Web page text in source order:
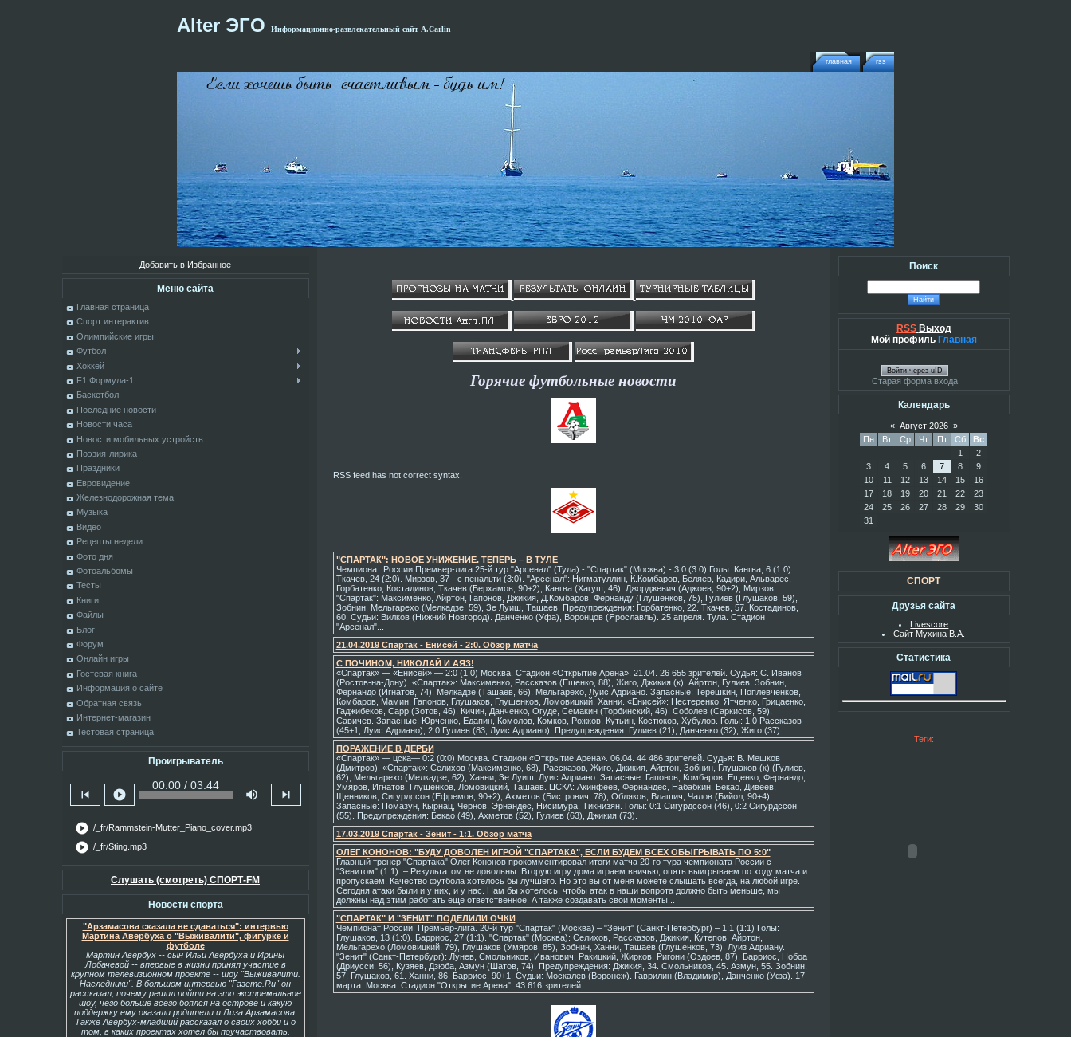
Alter ЭГО Информационно-развлекательный сайт А.Carlin
rss
главная
Добавить в Избранное
Меню сайта
Главная страница
Спорт интерактив
Олимпийские игры
Футбол
Хоккей
F1 Формула-1
Баскетбол
Последние новости
Новости часа
Новости мобильных устройств
Поэзия-лирика
Праздники
Евровидение
Железнодорожная тема
Музыка
Видео
Рецепты недели
Фото дня
Фотоальбомы
Тесты
Книги
Файлы
Блог
Форум
Онлайн игры
Гостевая книга
Информация о сайте
Обратная связь
Интернет-магазин
Тестовая страница
Проигрыватель
skip_previous play_circle
00:00 / 03:44
volume_up skip_next
play_circle /_fr/Rammstein-Mutter_Piano_cover.mp3
play_circle /_fr/Sting.mp3
Слушать (смотреть) СПОРТ-FM
Новости спорта
"Арзамасова сказала не сдаваться": интервью
Мартина Авербуха о "Выживалити", фигурке и
футболе
Мартин Авербух -- сын Ильи Авербуха и Ирины
Лобачевой -- впервые в жизни принял участие в
крупном телевизионном проекте -- шоу "Выживалити.
Наследники". В большом интервью "Газете.Ru" он
рассказал, почему решил пойти на это экстремальное
шоу, чего больше всего боялся на острове и какую
поддержку ему оказали родители и Лиза Арзамасова.
Также Авербух-младший рассказал о своих хобби и о
том, в каких проектах хотел бы поучаствовать.
Горячие футбольные новости
RSS feed has not correct syntax.
"СПАРТАК": НОВОЕ УНИЖЕНИЕ. ТЕПЕРЬ – В ТУЛЕ
Чемпионат России Премьер-лига 25-й тур "Арсенал" (Тула) - "Спартак" (Москва) - 3:0 (3:0) Голы: Кангва, 6 (1:0).
Ткачев, 24 (2:0). Мирзов, 37 - с пенальти (3:0). "Арсенал": Нигматуллин, К.Комбаров, Беляев, Кадири, Альварес,
Горбатенко, Костадинов, Ткачев (Берхамов, 90+2), Кангва (Хагуш, 46), Джорджевич (Аджоев, 90+2), Мирзов.
"Спартак": Максименко, Айртон, Гапонов, Джикия, Д.Комбаров, Фернанду (Глушенков, 75), Гулиев (Глушаков, 59),
Зобнин, Мельгарехо (Мелкадзе, 59), Зе Луиш, Ташаев. Предупреждения: Горбатенко, 22. Ткачев, 57. Костадинов,
60. Судьи: Вилков (Нижний Новгород). Данченко (Уфа), Воронцов (Ярославль). 25 апреля. Тула. Стадион
"Арсенал"...
21.04.2019 Спартак - Енисей - 2:0. Обзор матча
С ПОЧИНОМ, НИКОЛАЙ И АЯЗ!
«Спартак» — «Енисей» — 2:0 (1:0) Москва. Стадион «Открытие Арена». 21.04. 26 655 зрителей. Судья: С. Иванов
(Ростов-на-Дону). «Спартак»: Максименко, Рассказов (Ещенко, 88), Жиго, Джикия (к), Айртон, Гулиев, Зобнин,
Фернандо (Игнатов, 74), Мелкадзе (Ташаев, 66), Мельгарехо, Луис Адриано. Запасные: Терешкин, Поплевченков,
Комбаров, Мамин, Гапонов, Глушаков, Глушенков, Ломовицкий, Ханни. «Енисей»: Нестеренко, Ятченко, Грицаенко,
Гаджибеков, Сарр (Зотов, 46), Кичин, Данченко, Огуде, Семакин (Торбинский, 46), Соболев (Саркисов, 59),
Савичев. Запасные: Юрченко, Едапин, Комолов, Комков, Рожков, Кутьин, Костюков, Хубулов. Голы: 1:0 Рассказов
(45+1, Луис Адриано), 2:0 Гулиев (83, Луис Адриано). Предупреждения: Гулиев (21), Данченко (32), Жиго (37).
ПОРАЖЕНИЕ В ДЕРБИ
«Спартак» — цска— 0:2 (0:0) Москва. Стадион «Открытие Арена». 06.04. 44 486 зрителей. Судья: В. Мешков
(Дмитров). «Спартак»: Селихов (Максименко, 68), Рассказов, Жиго, Джикия, Айртон, Зобнин, Глушаков (к) (Гулиев,
62), Мельгарехо (Мелкадзе, 62), Ханни, Зе Луиш, Луис Адриано. Запасные: Гапонов, Комбаров, Ещенко, Фернандо,
Умяров, Игнатов, Глушенков, Ломовицкий, Ташаев. ЦСКА: Акинфеев, Фернандес, Набабкин, Бекао, Дивеев,
Щенников, Сигурдссон (Ефремов, 90+2), Ахметов (Бистрович, 78), Обляков, Влашич, Чалов (Бийол, 90+4).
Запасные: Помазун, Кырнац, Чернов, Эрнандес, Нисимура, Тикнизян. Голы: 0:1 Сигурдссон (46), 0:2 Сигурдссон
(55). Предупреждения: Бекао (49), Ахметов (52), Гулиев (63), Джикия (73).
17.03.2019 Спартак - Зенит - 1:1. Обзор матча
ОЛЕГ КОНОНОВ: "БУДУ ДОВОЛЕН ИГРОЙ "СПАРТАКА", ЕСЛИ БУДЕМ ВСЕХ ОБЫГРЫВАТЬ ПО 5:0"
Главный тренер "Спартака" Олег Кононов прокомментировал итоги матча 20-го тура чемпионата России с
"Зенитом" (1:1). – Результатом не довольны. Вторую игру дома играем вничью, опять выигрываем по ходу матча и
пропускаем. Качество футбола хотелось бы лучшего. Но это вы от меня можете слышать всегда, на любой игре.
Сегодня атаки были и у них, и у нас. Нам бы хотелось, чтобы атак в наши вопрота должно быть меньше, мы
должны над этим работать еще ответственное. А также создавать свои моменты...
"СПАРТАК" И "ЗЕНИТ" ПОДЕЛИЛИ ОЧКИ
Чемпионат России. Премьер-лига. 20-й тур "Спартак" (Москва) – "Зенит" (Санкт-Петербург) – 1:1 (1:1) Голы:
Глушаков, 13 (1:0). Барриос, 27 (1:1). "Спартак" (Москва): Селихов, Рассказов, Джикия, Кутепов, Айртон,
Мельгарехо (Ломовицкий, 79), Глушаков (Умяров, 85), Зобнин, Ханни, Ташаев (Глушенков, 73), Луиз Адриану.
"Зенит" (Санкт-Петербург): Лунев, Смольников, Иванович, Ракицкий, Жирков, Ригони (Оздоев, 87), Барриос, Нобоа
(Дриусси, 56), Кузяев, Дзюба, Азмун (Шатов, 74). Предупреждения: Джикия, 34. Смольников, 45. Азмун, 55. Зобнин,
57. Глушаков, 61. Ханни, 86. Барриос, 90+1. Судьи: Москалев (Воронеж). Гаврилин (Владимир), Данченко (Уфа). 17
марта. Москва. Стадион "Открытие Арена". 43 616 зрителей...
Поиск
RSS Выход
Мой профиль Главная
Войти через uID
Старая форма входа
Календарь
« Август 2026 »
Пн
Вт Ср Чт Пт Сб
Вс
1
2
3
4 5 6 7 8
9
10
11 12 13 14 15
16
17
18 19 20 21 22
23
24
25 26 27 28 29
30
31
СПОРТ
Друзья сайта
Livescore
Сайт Мухина В.А.
Статистика
Теги: